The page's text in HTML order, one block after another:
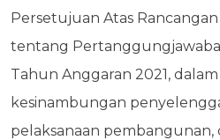
Persetujuan Atas
tentang
Tahun Anggaran 2021,
kesinambungan
pelaksanaan pembangunan,